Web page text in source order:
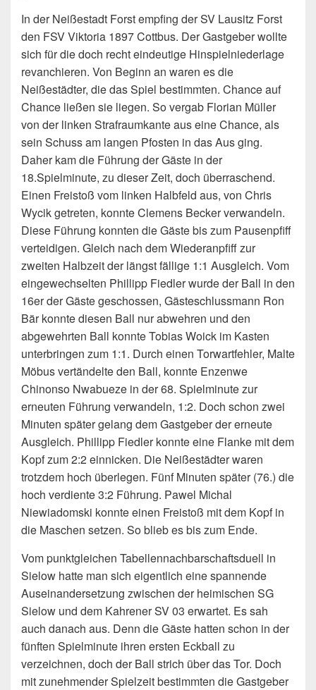
In der Neißestadt Forst empfing der SV Lausitz Forst
den FSV Viktoria 1897 Cottbus. Der Gastgeber wollte
sich für die doch recht eindeutige Hinspielniederlage
revanchieren. Von Beginn an waren es die
Neißestädter, die das Spiel bestimmten. Chance auf
Chance ließen sie liegen. So vergab Florian Müller
von der linken Strafraumkante aus eine Chance, als
sein Schuss am langen Pfosten in das Aus ging.
Daher kam die Führung der Gäste in der
18.Spielminute, zu dieser Zeit, doch überraschend.
Einen Freistoß vom linken Halbfeld aus, von Chris
Wycik getreten, konnte Clemens Becker verwandeln.
Diese Führung konnten die Gäste bis zum Pausenpfiff
verteidigen. Gleich nach dem Wiederanpfiff zur
zweiten Halbzeit der längst fällige 1:1 Ausgleich. Vom
eingewechselten Phillipp Fiedler wurde der Ball in den
16er der Gäste geschossen, Gästeschlussmann Ron
Bär konnte diesen Ball nur abwehren und den
abgewehrten Ball konnte Tobias Woick im Kasten
unterbringen zum 1:1. Durch einen Torwartfehler, Malte
Möbus vertändelte den Ball, konnte Enzenwe
Chinonso Nwabueze in der 68. Spielminute zur
erneuten Führung verwandeln, 1:2. Doch schon zwei
Minuten später gelang dem Gastgeber der erneute
Ausgleich. Phillipp Fiedler konnte eine Flanke mit dem
Kopf zum 2:2 einnicken. Die Neißestädter waren
trotzdem hoch überlegen. Fünf Minuten später (76.) die
hoch verdiente 3:2 Führung. Pawel Michal
Niewiadomski konnte einen Freistoß mit dem Kopf in
die Maschen setzen. So blieb es bis zum Ende.
Vom punktgleichen Tabellennachbarschaftsduell in
Sielow hatte man sich eigentlich eine spannende
Auseinandersetzung zwischen der heimischen SG
Sielow und dem Kahrener SV 03 erwartet. Es sah
auch danach aus. Denn die Gäste hatten schon in der
fünften Spielminute ihren ersten Eckball zu
verzeichnen, doch der Ball strich über das Tor. Doch
mit zunehmender Spielzeit bestimmten die Gastgeber